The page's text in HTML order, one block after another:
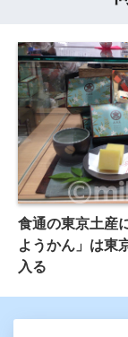
食通の東京土産
ようかん」は東
入る